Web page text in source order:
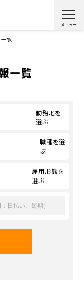
覧
一覧
勤務地を
選ぶ
職種を選
ぶ
雇用形態を
選ぶ